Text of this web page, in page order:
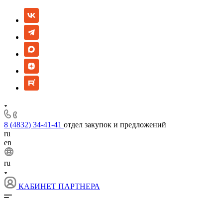
8 (4832) 34-41-41 отдел закупок и предложений
ru
en
ru
КАБИНЕТ ПАРТНЕРА